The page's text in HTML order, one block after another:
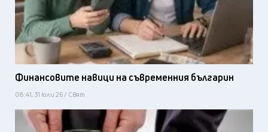
Финансовите навици на съвременния българин
08:41, 31 юли 26 / Свят